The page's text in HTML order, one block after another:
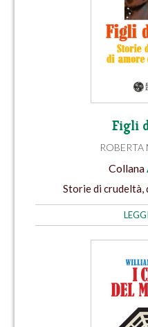
Figli
Collana
Storie di crudeltà,